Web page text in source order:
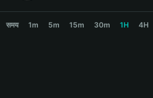
Bahasa Indonesia
समय 1m 5m 15m 30m 1H 4H